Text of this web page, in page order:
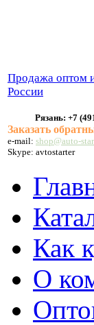
Продажа оптом
России
Рязань: +7
Заказать
e-mail: shop@auto-
Skype: avtostarter
Как
О